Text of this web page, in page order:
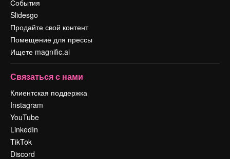
События
Slidesgo
Продайте свой контент
Помещение для прессы
Ищете magnific.ai
Связаться с нами
Клиентская поддержка
Instagram
YouTube
LinkedIn
TikTok
Discord